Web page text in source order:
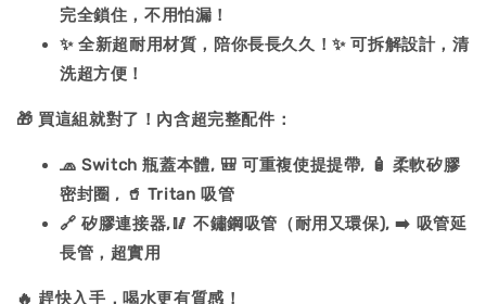
完全鎖住，不用怕漏！
✨ 全新超耐用材質，陪你長長久久！✨ 可拆解設計，清
洗超方便！
🎁 買這組就對了！內含超完整配件：
🧢 Switch 瓶蓋本體, 🎒 可重複使提提帶, 🧴 柔軟矽膠
密封圈 , 🥤 Tritan 吸管
🔗 矽膠連接器,🥢 不鏽鋼吸管（耐用又環保), ➡️ 吸管延
長管，超實用
🔥 趕快入手，喝水更有質感！